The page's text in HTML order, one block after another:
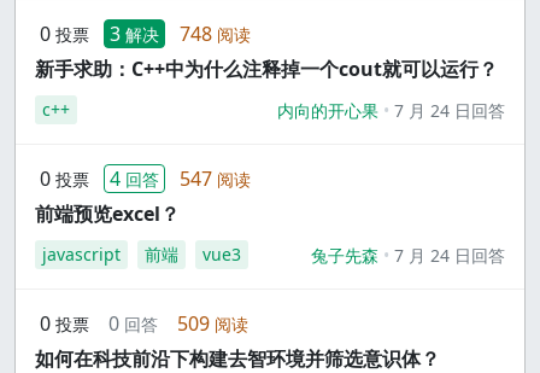
0 投票 3 解决 748 阅读
新手求助：C++中为什么注释掉一个cout就可以运行？
c++ 内向的开心果 7 月 24 日回答
0 投票 4 回答 547 阅读
前端预览excel？
javascript 前端 vue3 兔子先森 7 月 24 日回答
0 投票 0 回答 509 阅读
如何在科技前沿下构建去智环境并筛选意识体？